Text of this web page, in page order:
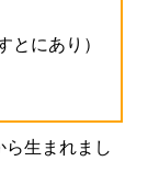
とにあり）
ら生まれまし